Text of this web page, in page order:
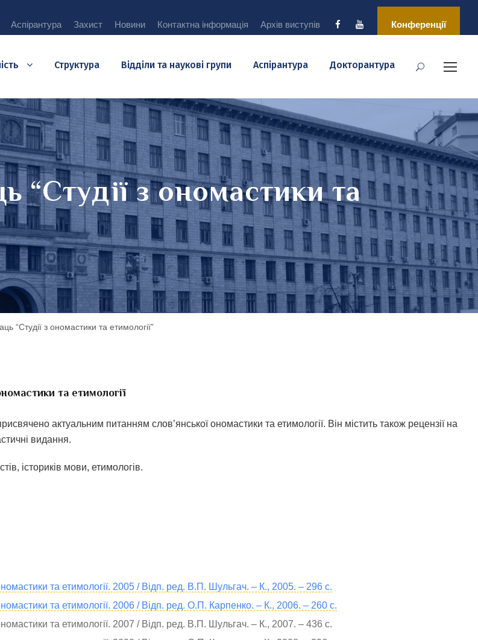
Аспірантура Захист Новини Контактна інформація Архів виступів Конференції
Структура Відділи та наукові групи Аспірантура Докторантура
“Студії з ономастики та
“Студії з ономастики та етимології”
та етимології
актуальним питанням слов’янської ономастики та етимології. Він містить також рецензії на
видання.
істориків мови, етимологів.
та етимології. 2005 / Відп. ред. В.П. Шульгач. – К., 2005. – 296 с.
та етимології. 2006 / Відп. ред. О.П. Карпенко. – К., 2006. – 260 с.
та етимології. 2007 / Відп. ред. В.П. Шульгач. – К., 2007. – 436 с.